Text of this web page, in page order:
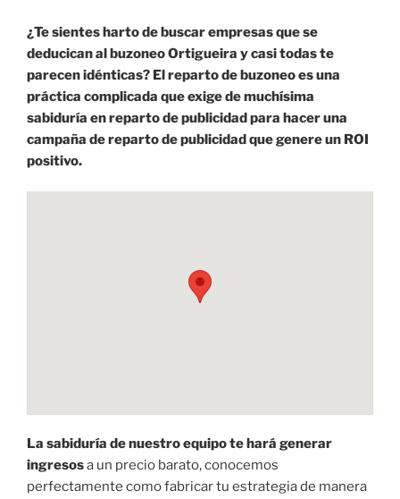
¿Te sientes harto de buscar empresas que se
deducican al buzoneo Ortigueira y casi todas te
parecen idénticas? El reparto de buzoneo es una
práctica complicada que exige de muchísima
sabiduría en reparto de publicidad para hacer una
campaña de reparto de publicidad que genere un ROI
positivo.
La sabiduría de nuestro equipo te hará generar
ingresosa un precio barato, conocemos
perfectamente como fabricar tu estrategia de manera